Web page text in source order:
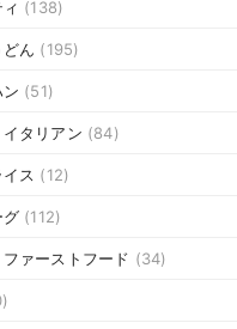
(138)
ん (195)
(51)
タリアン (84)
ス (12)
グ (112)
ァーストフード (34)